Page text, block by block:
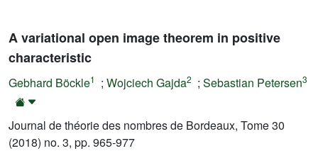
A variational open image theorem in positive
characteristic
Gebhard Böckle1 ; Wojciech Gajda2 ; Sebastian Petersen3
Journal de théorie des nombres de Bordeaux, Tome 30
(2018) no. 3, pp. 965-977